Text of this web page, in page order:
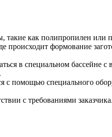
такие как полипропилен
происходит формование
в специальном бассейне
с помощью специального
с требованиями заказчика.